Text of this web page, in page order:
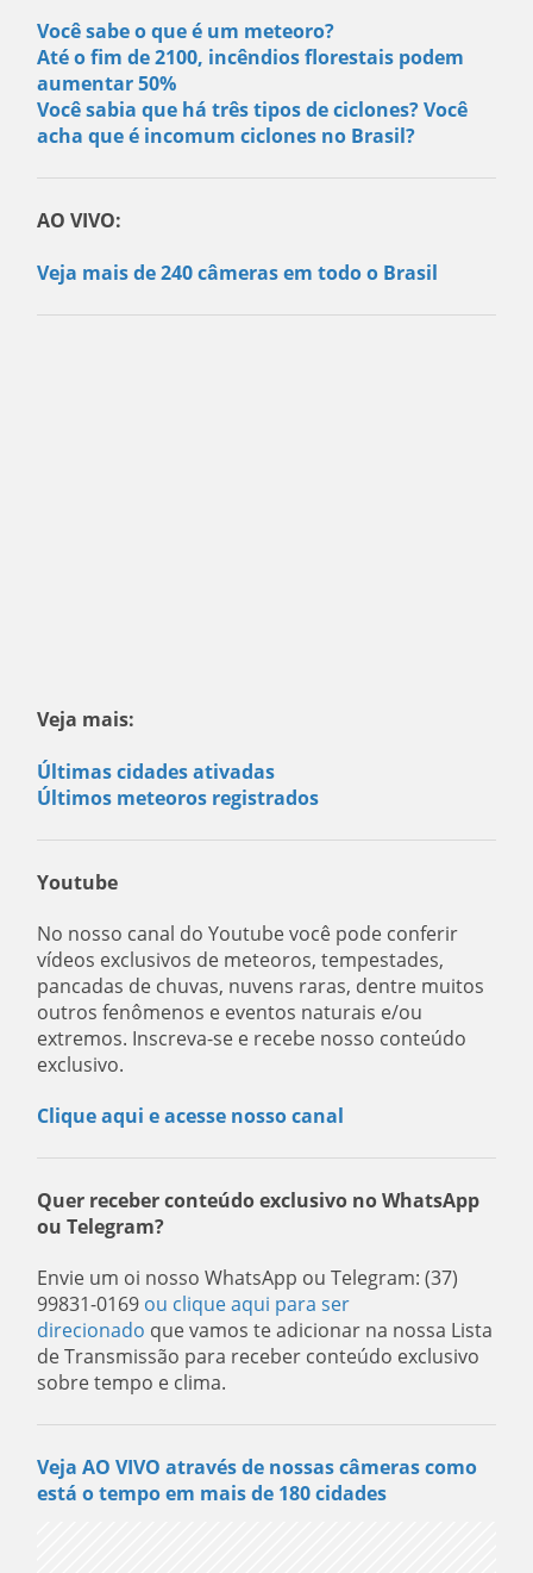
Você sabe o que é um meteoro?
Até o fim de 2100, incêndios florestais podem
aumentar 50%
Você sabia que há três tipos de ciclones? Você
acha que é incomum ciclones no Brasil?
AO VIVO:
Veja mais de 240 câmeras em todo o Brasil
Veja mais:
Últimas cidades ativadas
Últimos meteoros registrados
Youtube
No nosso canal do Youtube você pode conferir
vídeos exclusivos de meteoros, tempestades,
pancadas de chuvas, nuvens raras, dentre muitos
outros fenômenos e eventos naturais e/ou
extremos. Inscreva-se e recebe nosso conteúdo
exclusivo.
Clique aqui e acesse nosso canal
Quer receber conteúdo exclusivo no WhatsApp
ou Telegram?
Envie um oi nosso WhatsApp ou Telegram: (37)
99831-0169 ou clique aqui para ser
direcionado que vamos te adicionar na nossa Lista
de Transmissão para receber conteúdo exclusivo
sobre tempo e clima.
Veja AO VIVO através de nossas câmeras como
está o tempo em mais de 180 cidades